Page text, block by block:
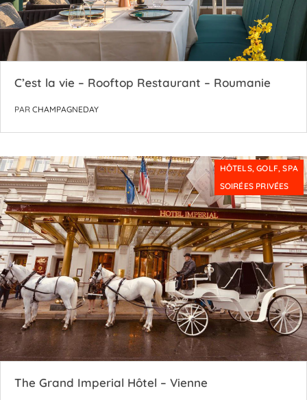
C’est la vie – Rooftop Restaurant – Roumanie
PAR CHAMPAGNEDAY
HÔTELS, GOLF, SPA
SOIRÉES PRIVÉES
The Grand Imperial Hôtel – Vienne